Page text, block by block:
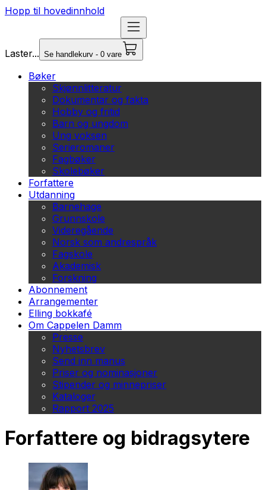
Hopp til hovedinnhold
Laster... Se handlekurv - 0 vare
Bøker
Skjønnlitteratur
Dokumentar og fakta
Hobby og fritid
Barn og ungdom
Ung voksen
Serieromaner
Fagbøker
Skolebøker
Forfattere
Utdanning
Barnehage
Grunnskole
Videregående
Norsk som andrespråk
Fagskole
Akademisk
Forskning
Abonnement
Arrangementer
Elling bokkafé
Om Cappelen Damm
Presse
Nyhetsbrev
Send inn manus
Priser og nominasjoner
Stipender og minnepriser
Kataloger
Rapport 2025
Forfattere og bidragsytere